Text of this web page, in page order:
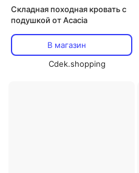
Складная походная кровать с
подушкой от Acacia
В магазин
Cdek.shopping